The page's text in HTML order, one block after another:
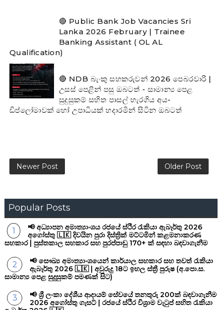
🔴 Public Bank Job Vacancies Sri
Lanka 2026 February | Trainee
Banking Assistant ( OL AL
Qualification)
🔴 NDB බැංකු සහකරුවන් 2026 පෙබරවාරි |
උසස් පෙළින් පසු ඔබටත් - සාමාන්‍ය පෙළ
සුදුසුකම් සහිත පාසල් හැරගිය අය-
ඩිප්ලෝමාවක් හෝ උපාධියක් හදාරමින් සිටින ඔබටත්
Newer Post Older Post
Popular Posts
📢 අධ්‍යාපන අමාත්‍යාංශය රජයේ ස්ථිර රැකියා ඇබෑර්තු 2026
අගෝස්තු 🇱🇰 දිවයින පුරා දිස්ත්‍රික් මට්ටමින් කළමනාකරණ
සහකාර | පුස්තකාල සහකාර සහ පුරප්පාඩු 170+ ක් සඳහා බඳවාගැනීම
📢 සෞඛ්‍ය අමාත්‍යාංශයෙන් කාර්යාල සහකාර සහ තවත් රැකියා
ඇබෑර්තු 2026 🇱🇰 | අවුරුදු 18ට ඉහල ස්ත්‍රී පුරුෂ (අ.පො.ස.
සාමාන්‍ය පෙළ සුදුසුකම් පමණක් සිට)
📢 ශ්‍රී ලංකා දේශීය ආදායම් සේවයේ තනතුරු 200ක් බඳවාගැනීම
2026 අගෝස්තු ගැසට් | රජයේ ස්ථිර විශ්‍රාම වැටුප් සහිත රැකියා